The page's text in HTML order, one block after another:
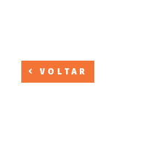
VOLTAR